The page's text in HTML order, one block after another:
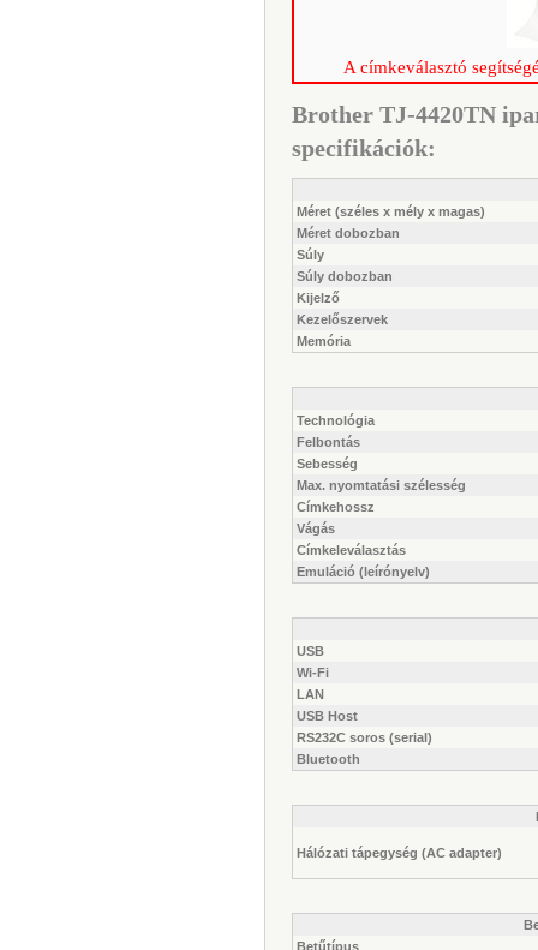
A címkeválasztó
Brother TJ-4420TN
specifikációk:
Méret (széles x mély x magas)
Méret dobozban
Súly
Súly dobozban
Kijelző
Kezelőszervek
Memória
Technológia
Felbontás
Sebesség
Max. nyomtatási szélesség
Címkehossz
Vágás
Címkeleválasztás
Emuláció (leírónyelv)
USB
Wi-Fi
LAN
USB Host
RS232C soros (serial)
Bluetooth
Hálózati tápegység (AC adapter)
Betűtípus